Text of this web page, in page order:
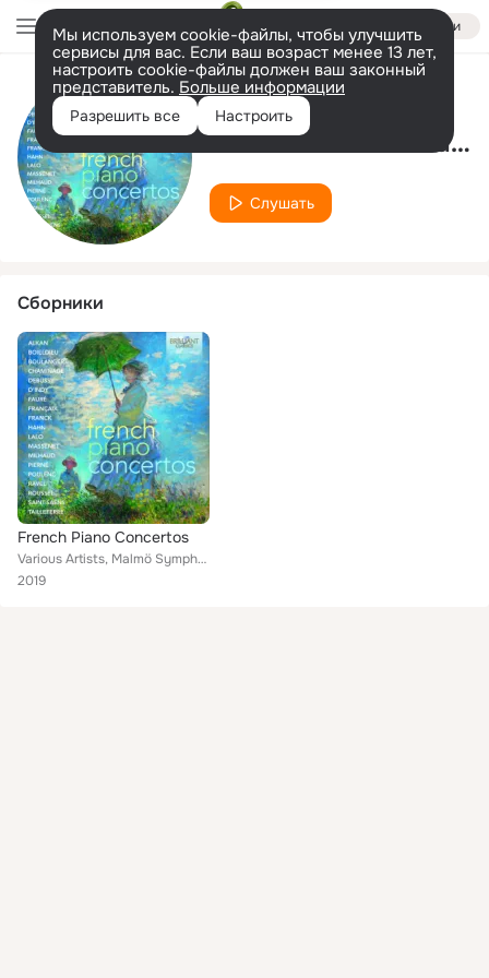
Войти
Мы используем cookie-файлы, чтобы улучшить
сервисы для вас. Если ваш возраст менее 13 лет,
настроить cookie-файлы должен ваш законный
представитель. Больше информации
Разрешить все Настроить
Исполнитель
Claude Paillard-Françaix
Слушать
Сборники
French Piano Concertos
Various Artists, Malmö Symphony Orchestra, SWR Rundfunkorchester Kaiserslautern, Paris Conservatoire Orchestra, Hamburg Symphony...
2019